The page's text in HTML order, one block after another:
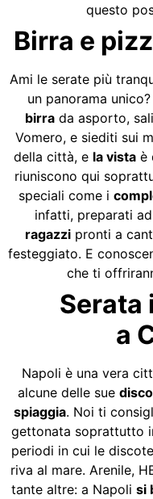
questo
Birra e
Ami le serate più
un panorama
birra da asporto,
Vomero, e siediti sui
della città, e la vistaè
riuniscono qui
speciali come i
infatti, preparati
ragazzi pronti a
festeggiato. E
che ti
Serata
a
Napoli è una vera
alcune delle sue
spiaggia. Noi ti
gettonata soprattutto
periodi in cui le
riva al mare. Arenile,
tante altre: a Napoli si